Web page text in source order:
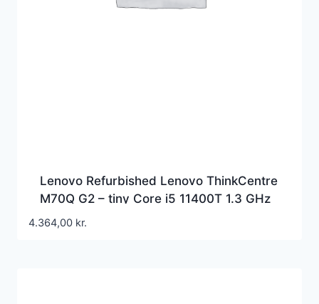
Lenovo Refurbished Lenovo ThinkCentre
M70Q G2 – tiny Core i5 11400T 1.3 GHz
– 16 GB – SSD 256 GB – refurbished
4.364,00 kr.